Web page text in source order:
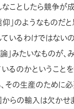
なことしたら競争が
仰」のようなものだ
いるわけではないの
」みたいなものが
るのかということ
その生産のために
らの輸入は欠かせ